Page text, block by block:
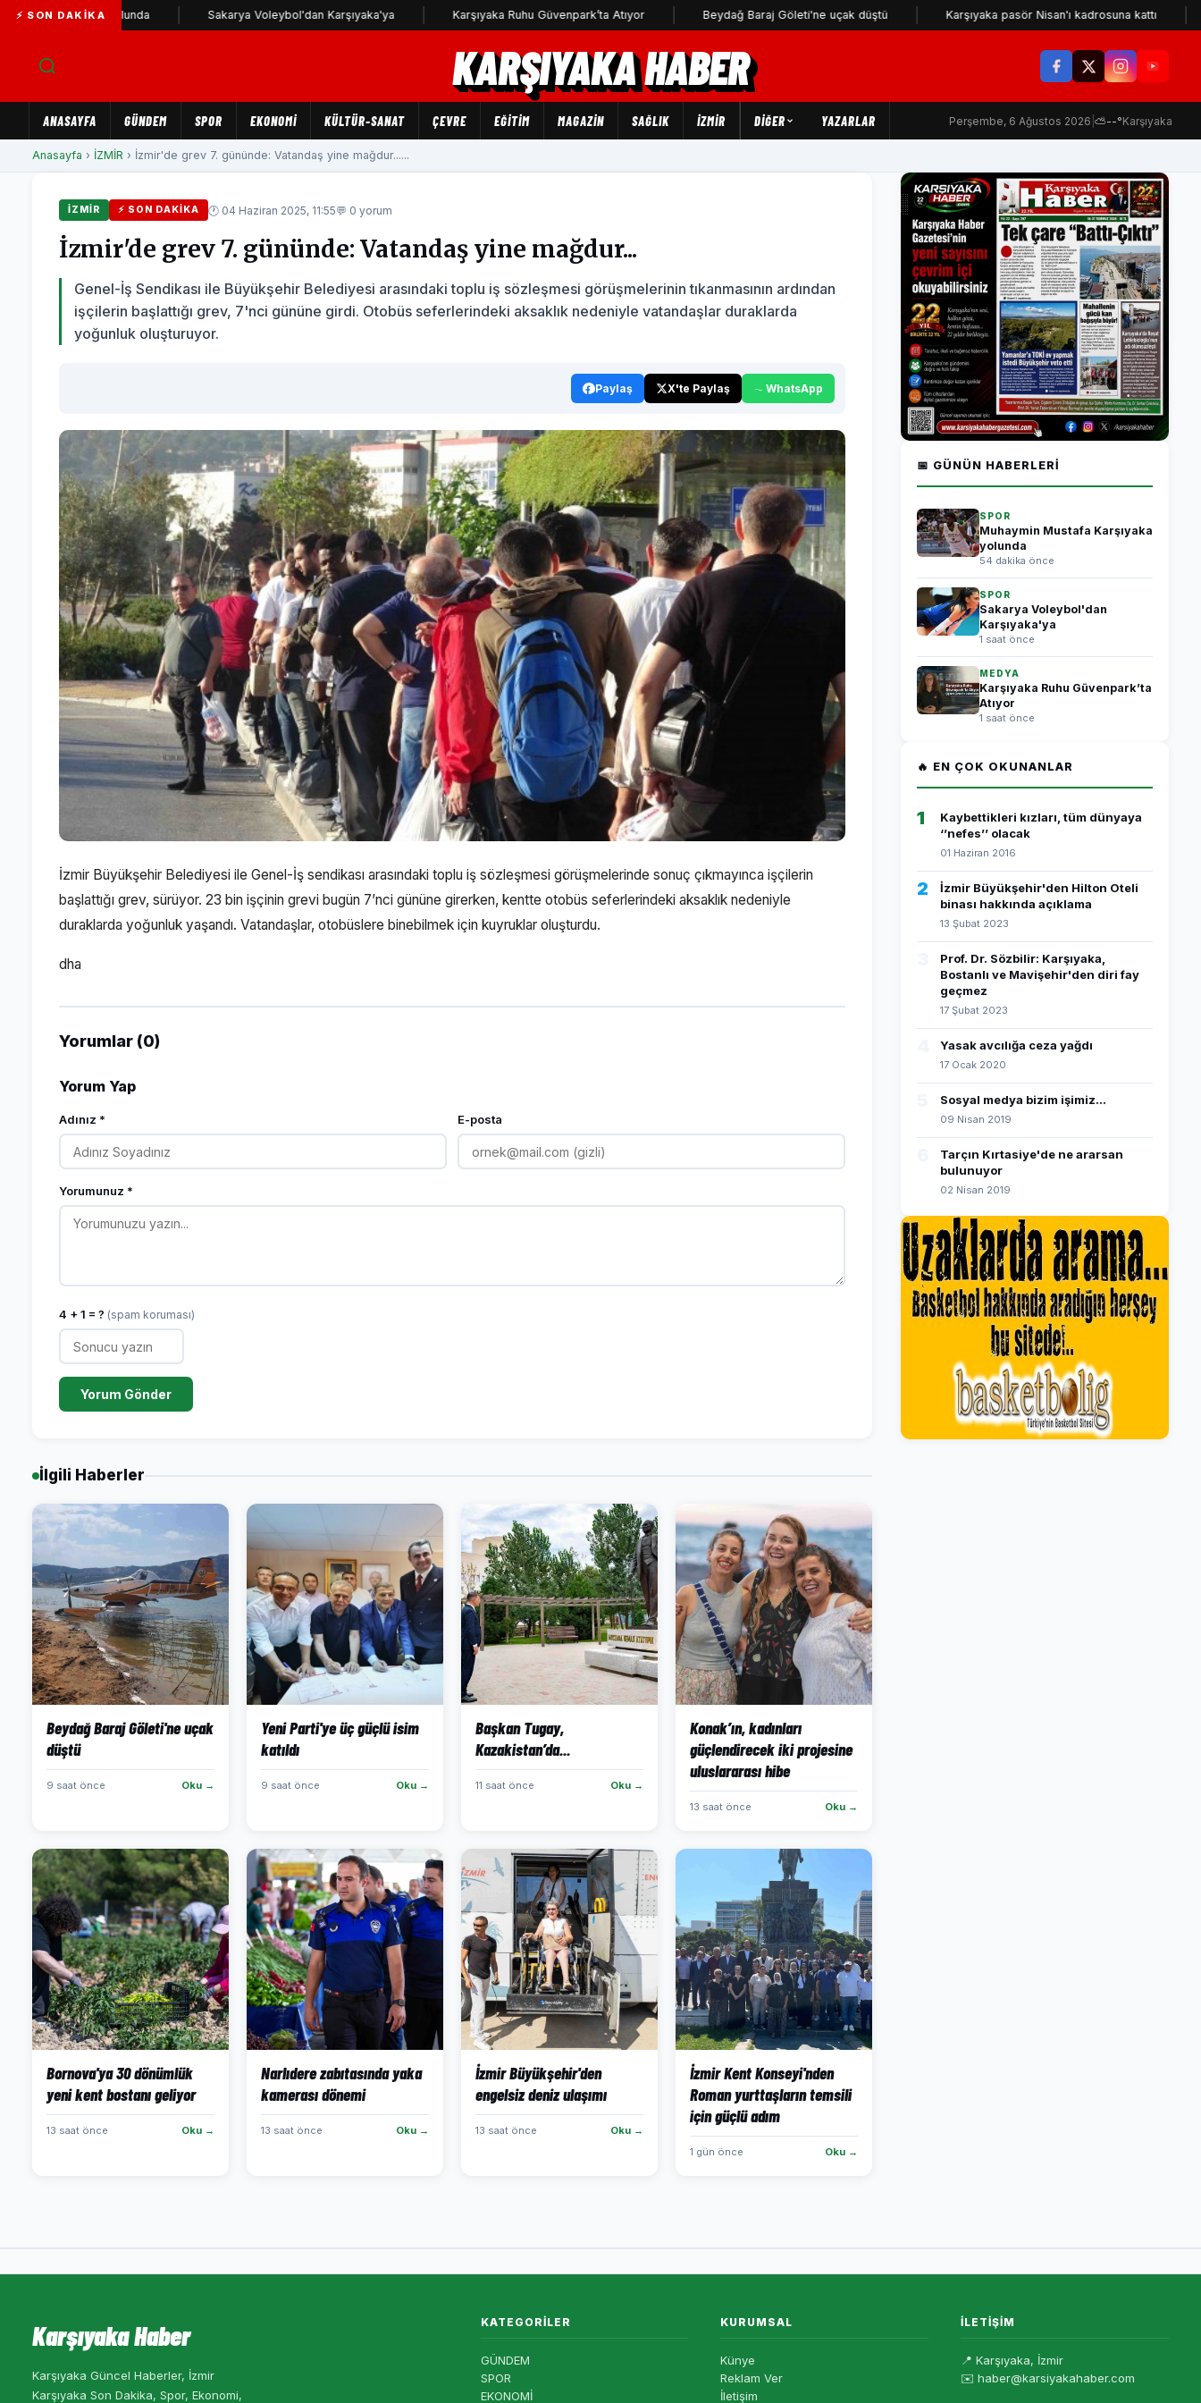
⚡ SON DAKIKA
Karşıyaka yolunda Sakarya Voleybol'dan Karşıyaka'ya Karşıyaka Ruhu Güvenpark’ta Atıyor Beydağ Baraj Göleti'ne uçak düştü Karşıyaka pasör Nisan'ı kadrosuna kattı
KARŞIYAKA HABER
ANASAYFA GÜNDEM SPOR EKONOMİ KÜLTÜR-SANAT ÇEVRE EĞİTİM MAGAZİN SAĞLIK İZMİR DIĞER YAZARLAR Perşembe, 6 Ağustos 2026 ⛅--°Karşıyaka
Anasayfa › İZMİR › İzmir'de grev 7. gününde: Vatandaş yine mağdur......
İZMİR ⚡ SON DAKIKA 🕐 04 Haziran 2025, 11:55💬 0 yorum
İzmir'de grev 7. gününde: Vatandaş yine mağdur...
Genel-İş Sendikası ile Büyükşehir Belediyesi arasındaki toplu iş sözleşmesi görüşmelerinin tıkanmasının ardından
işçilerin başlattığı grev, 7'nci gününe girdi. Otobüs seferlerindeki aksaklık nedeniyle vatandaşlar duraklarda
yoğunluk oluşturuyor.
Paylaş X'te Paylaş WhatsApp
İzmir Büyükşehir Belediyesi ile Genel-İş sendikası arasındaki toplu iş sözleşmesi görüşmelerinde sonuç çıkmayınca işçilerin
başlattığı grev, sürüyor. 23 bin işçinin grevi bugün 7’nci gününe girerken, kentte otobüs seferlerindeki aksaklık nedeniyle
duraklarda yoğunluk yaşandı. Vatandaşlar, otobüslere binebilmek için kuyruklar oluşturdu.
dha
Yorumlar (0)
Yorum Yap
Adınız * E-posta
Yorumunuz *
4 + 1 = ? (spam koruması)
Yorum Gönder
İlgili Haberler
Beydağ Baraj Göleti'ne uçak
düştü
9 saat önce Oku →
Yeni Parti'ye üç güçlü isim
katıldı
9 saat önce Oku →
Başkan Tugay,
Kazakistan’da...
11 saat önce Oku →
Konak’ın, kadınları
güçlendirecek iki projesine
uluslararası hibe
13 saat önce Oku →
Bornova'ya 30 dönümlük
yeni kent bostanı geliyor
13 saat önce Oku →
Narlıdere zabıtasında yaka
kamerası dönemi
13 saat önce Oku →
İzmir Büyükşehir'den
engelsiz deniz ulaşımı
13 saat önce Oku →
İzmir Kent Konseyi'nden
Roman yurttaşların temsili
için güçlü adım
1 gün önce Oku →
📅 GÜNÜN HABERLERI
SPOR
Muhaymin Mustafa Karşıyaka
yolunda
54 dakika önce
SPOR
Sakarya Voleybol'dan
Karşıyaka'ya
1 saat önce
MEDYA
Karşıyaka Ruhu Güvenpark’ta
Atıyor
1 saat önce
🔥 EN ÇOK OKUNANLAR
1
Kaybettikleri kızları, tüm dünyaya
‘’nefes’’ olacak
01 Haziran 2016
2
İzmir Büyükşehir'den Hilton Oteli
binası hakkında açıklama
13 Şubat 2023
Prof. Dr. Sözbilir: Karşıyaka,
Bostanlı ve Mavişehir'den diri fay
geçmez
17 Şubat 2023
Yasak avcılığa ceza yağdı
17 Ocak 2020
Sosyal medya bizim işimiz...
09 Nisan 2019
Tarçın Kırtasiye'de ne ararsan
bulunuyor
02 Nisan 2019
Karşıyaka Haber
Karşıyaka Güncel Haberler, İzmir
Karşıyaka Son Dakika, Spor, Ekonomi,
KATEGORILER
GÜNDEM
SPOR
EKONOMİ
KURUMSAL
Künye
Reklam Ver
İletişim
İLETIŞIM
📍 Karşıyaka, İzmir
✉️ haber@karsiyakahaber.com